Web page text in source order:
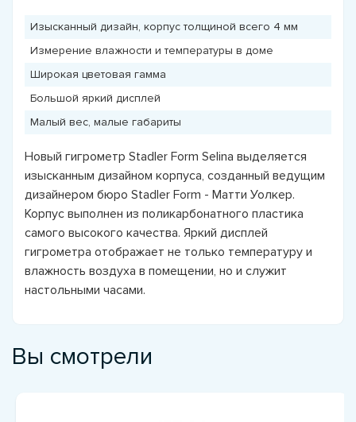
Изысканный дизайн, корпус толщиной всего 4 мм
Измерение влажности и температуры в доме
Широкая цветовая гамма
Большой яркий дисплей
Малый вес, малые габариты
Новый гигрометр Stadler Form Selina выделяется
изысканным дизайном корпуса, созданный ведущим
дизайнером бюро Stadler Form - Матти Уолкер.
Корпус выполнен из поликарбонатного пластика
самого высокого качества. Яркий дисплей
гигрометра отображает не только температуру и
влажность воздуха в помещении, но и служит
настольными часами.
Вы смотрели